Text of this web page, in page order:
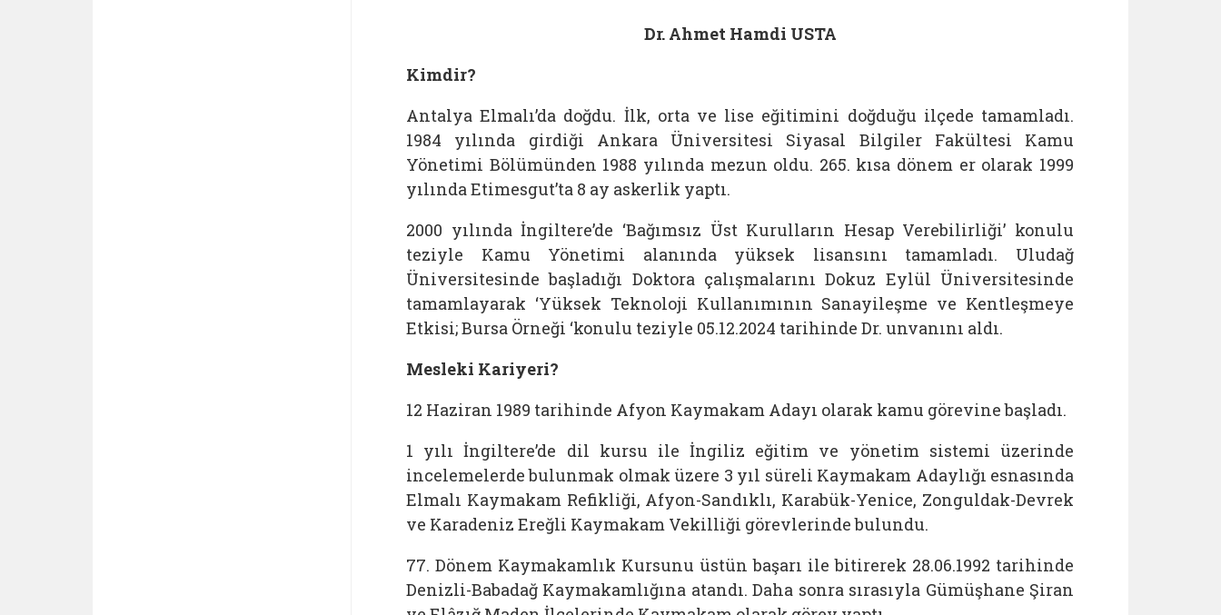
Dr. Ahmet Hamdi USTA
Kimdir?
Antalya Elmalı’da doğdu. İlk, orta ve lise eğitimini doğduğu ilçede tamamladı.
1984 yılında girdiği Ankara Üniversitesi Siyasal Bilgiler Fakültesi Kamu
Yönetimi Bölümünden 1988 yılında mezun oldu. 265. kısa dönem er olarak 1999
yılında Etimesgut’ta 8 ay askerlik yaptı.
2000 yılında İngiltere’de ‘Bağımsız Üst Kurulların Hesap Verebilirliği’ konulu
teziyle Kamu Yönetimi alanında yüksek lisansını tamamladı. Uludağ
Üniversitesinde başladığı Doktora çalışmalarını Dokuz Eylül Üniversitesinde
tamamlayarak ‘Yüksek Teknoloji Kullanımının Sanayileşme ve Kentleşmeye
Etkisi; Bursa Örneği ‘konulu teziyle 05.12.2024 tarihinde Dr. unvanını aldı.
Mesleki Kariyeri?
12 Haziran 1989 tarihinde Afyon Kaymakam Adayı olarak kamu görevine başladı.
1 yılı İngiltere’de dil kursu ile İngiliz eğitim ve yönetim sistemi üzerinde
incelemelerde bulunmak olmak üzere 3 yıl süreli Kaymakam Adaylığı esnasında
Elmalı Kaymakam Refikliği, Afyon-Sandıklı, Karabük-Yenice, Zonguldak-Devrek
ve Karadeniz Ereğli Kaymakam Vekilliği görevlerinde bulundu.
77. Dönem Kaymakamlık Kursunu üstün başarı ile bitirerek 28.06.1992 tarihinde
Denizli-Babadağ Kaymakamlığına atandı. Daha sonra sırasıyla Gümüşhane Şiran